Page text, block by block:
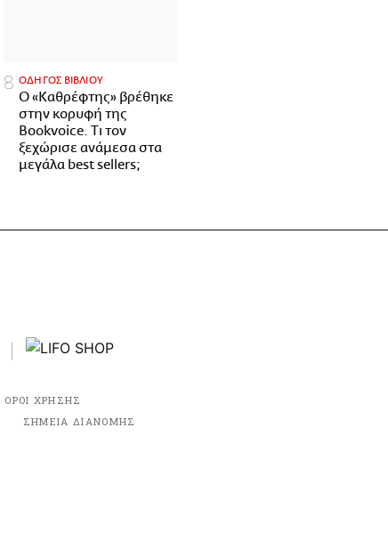
ΟΔΗΓΟΣ ΒΙΒΛΙΟΥ
Ο «Καθρέφτης» βρέθηκε
στην κορυφή της
Bookvoice. Τι τον
ξεχώρισε ανάμεσα στα
μεγάλα best sellers;
ΟΡΟΙ ΧΡΗΣΗΣ
ΣΗΜΕΙΑ ΔΙΑΝΟΜΗΣ